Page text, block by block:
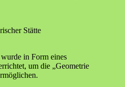
Stätte
in Form eines
um die „Geometrie